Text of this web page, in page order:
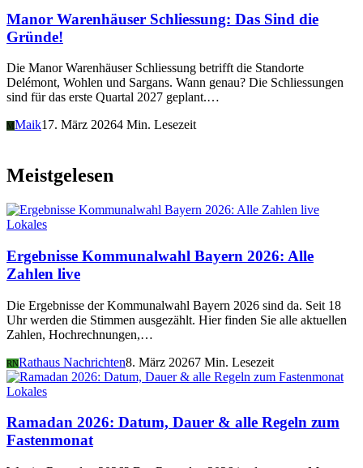
Manor Warenhäuser Schliessung: Das Sind die
Gründe!
Die Manor Warenhäuser Schliessung betrifft die Standorte
Delémont, Wohlen und Sargans. Wann genau? Die Schliessungen
sind für das erste Quartal 2027 geplant.…
M Maik17. März 20264 Min. Lesezeit
Meistgelesen
Lokales
Ergebnisse Kommunalwahl Bayern 2026: Alle
Zahlen live
Die Ergebnisse der Kommunalwahl Bayern 2026 sind da. Seit 18
Uhr werden die Stimmen ausgezählt. Hier finden Sie alle aktuellen
Zahlen, Hochrechnungen,…
RNRathaus Nachrichten8. März 20267 Min. Lesezeit
Lokales
Ramadan 2026: Datum, Dauer & alle Regeln zum
Fastenmonat